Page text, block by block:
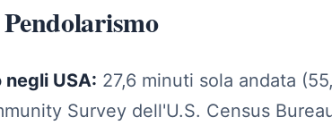
USA: 27,6 minuti sola andata
Survey dell'U.S. Census